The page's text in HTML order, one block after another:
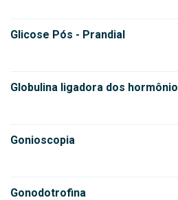
Glicose Pós - Prandial
Globulina ligadora dos
Gonioscopia
Gonodotrofina